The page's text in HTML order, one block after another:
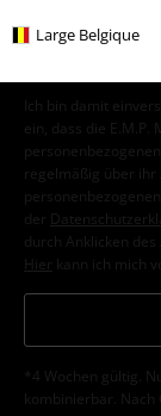
Large Belgique
Ich bin damit
ein, dass die
regelmäßig über ihr
der
durch Anklicken
Hier kann ich mich
*4 Wochen gültig.
kombinierbar. Nach